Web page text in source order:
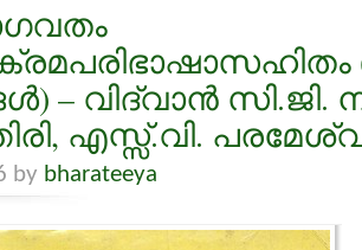
– വിദ്വാന്‍
എസ്സ്.വി.
by bharateeya